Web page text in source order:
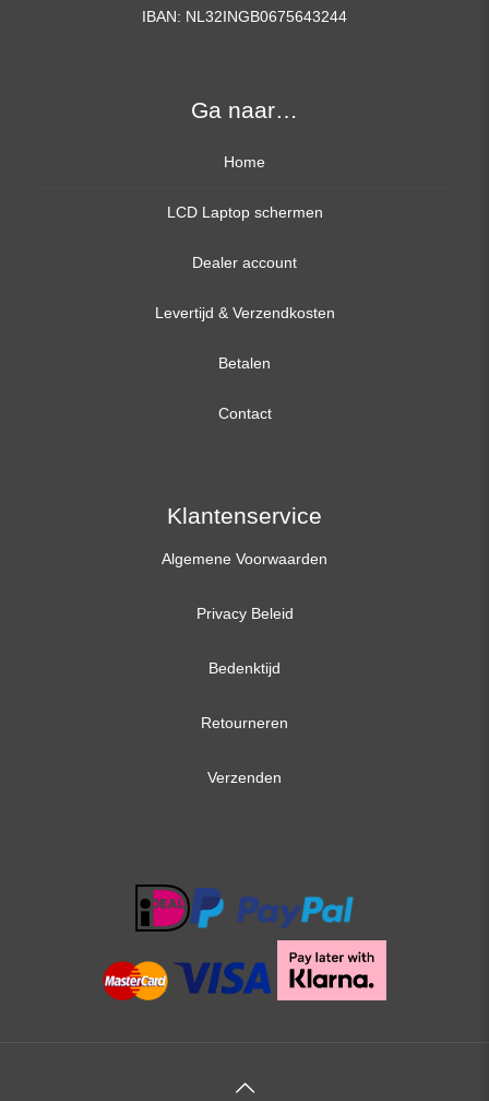
IBAN: NL32INGB0675643244
Ga naar…
Home
LCD Laptop schermen
13,3 inch
14,0 inch
15,6 inch
17,3 inch
Dealer account
Levertijd & Verzendkosten
Betalen
Contact
Klantenservice
Algemene Voorwaarden
Privacy Beleid
Bedenktijd
Retourneren
Verzenden